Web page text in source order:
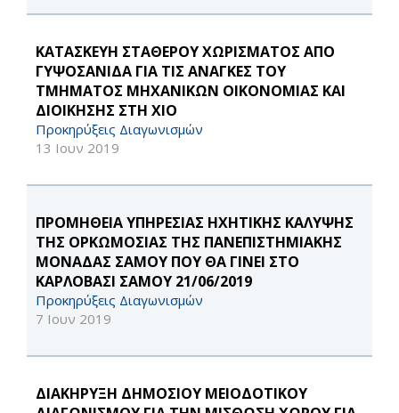
ΚΑΤΑΣΚΕΥΗ ΣΤΑΘΕΡΟΥ ΧΩΡΙΣΜΑΤΟΣ ΑΠΟ
ΓΥΨΟΣΑΝΙΔΑ ΓΙΑ ΤΙΣ ΑΝΑΓΚΕΣ ΤΟΥ
ΤΜΗΜΑΤΟΣ ΜΗΧΑΝΙΚΩΝ ΟΙΚΟΝΟΜΙΑΣ ΚΑΙ
ΔΙΟΙΚΗΣΗΣ ΣΤΗ ΧΙΟ
Προκηρύξεις Διαγωνισμών
13 Ιουν 2019
ΠΡΟΜΗΘΕΙΑ ΥΠΗΡΕΣΙΑΣ ΗΧΗΤΙΚΗΣ ΚΑΛΥΨΗΣ
ΤΗΣ ΟΡΚΩΜΟΣΙΑΣ ΤΗΣ ΠΑΝΕΠΙΣΤΗΜΙΑΚΗΣ
ΜΟΝΑΔΑΣ ΣΑΜΟΥ ΠΟΥ ΘΑ ΓΙΝΕΙ ΣΤΟ
ΚΑΡΛΟΒΑΣΙ ΣΑΜΟΥ 21/06/2019
Προκηρύξεις Διαγωνισμών
7 Ιουν 2019
ΔΙΑΚΗΡΥΞΗ ΔΗΜΟΣΙΟΥ ΜΕΙΟΔΟΤΙΚΟΥ